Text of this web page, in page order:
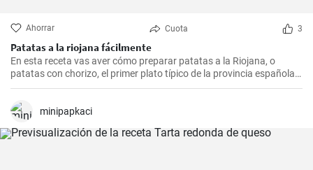
Ahorrar Cuota 3
Patatas a la riojana fácilmente
En esta receta vas aver cómo preparar patatas a la Riojana, o
patatas con chorizo, el primer plato típico de la provincia española
de La Rioja.
minipapkaci